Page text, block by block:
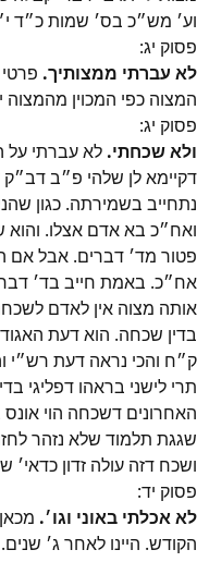
וע׳ מש״כ בס׳ שמות כ״ד
פסוק יג:
לא עברתי ממצותיך.
המצוה כפי המכוין מהמצוה
פסוק יג:
ולא שכחתי. לא עברתי על
דקיימא לן שלהי פ״ב
נתחייב בשמירתה. כגון
ואח״כ בא אדם אצלו. והוא
פטור מד׳ דברים. אבל
אח״כ. באמת חייב בד׳
אותה מצוה אין לאדם
בדין שכחה. הוא דעת
ק״ח והכי נראה דעת רש״י
תרי לישני בראהו דפליגי
האחרונים דשכחה הוי אונס
שגגת תלמוד שלא נזהר
ושכח דזה עולה זדון
פסוק יד:
לא אכלתי באוני וגו׳.
הקודש. היינו לאחר ג׳